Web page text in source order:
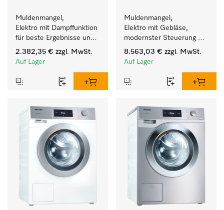
Muldenmangel,
Elektro mit Dampffunktion
für beste Ergebnisse und
höchsten Komfort.
2.382,35 € zzgl. MwSt.
Auf Lager
Muldenmangel,
Elektro mit Gebläse,
modernster Steuerung
und flexibler Bedienhöhe.
8.563,03 € zzgl. MwSt.
Auf Lager